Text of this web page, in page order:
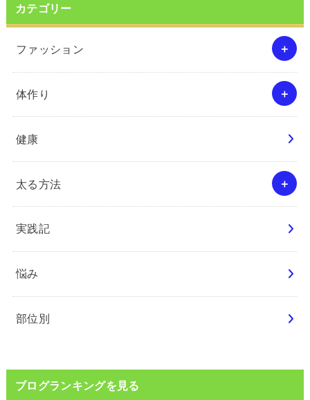
カテゴリー
ファッション
体作り
健康
太る方法
実践記
悩み
部位別
ブログランキングを見る